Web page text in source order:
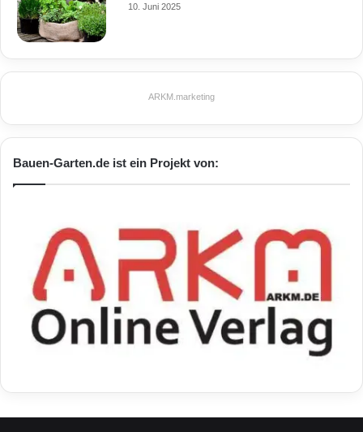
10. Juni 2025
ARKM.marketing
Bauen-Garten.de ist ein Projekt von: